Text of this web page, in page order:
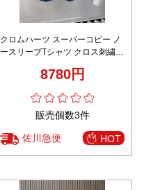
クロムハーツ スーパーコピー ノ
ースリーブTシャツ クロス刺繍デ
8780円
販売個数3件
佐川急便 HOT